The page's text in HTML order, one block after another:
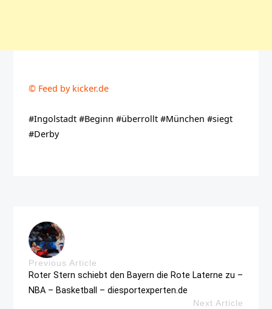
© Feed by kicker.de
#Ingolstadt #Beginn #überrollt #München #siegt
#Derby
Previous Article
Roter Stern schiebt den Bayern die Rote Laterne zu –
NBA – Basketball – diesportexperten.de
Next Article